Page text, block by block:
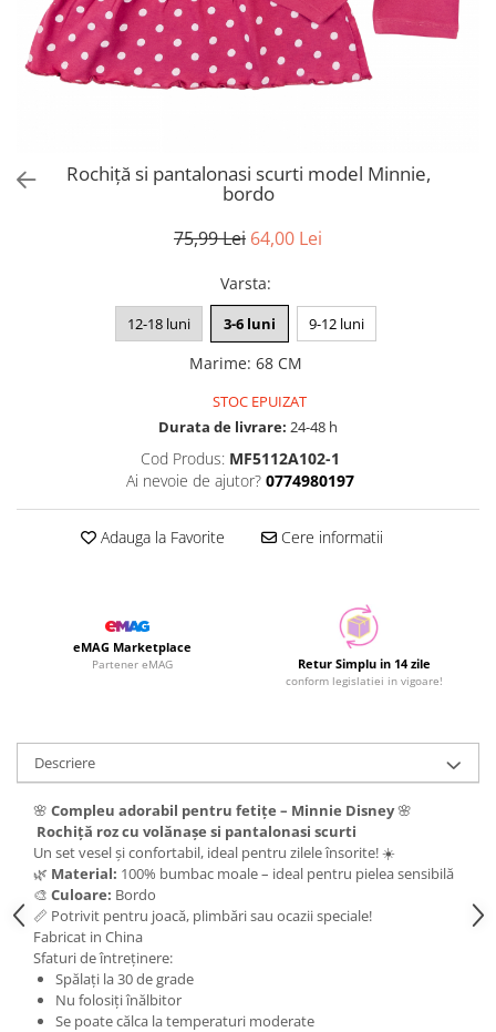
Rochiță si pantalonasi scurti model Minnie,
bordo
75,99 Lei 64,00 Lei
Varsta:
12-18 luni 3-6 luni 9-12 luni
Marime: 68 CM
STOC EPUIZAT
Durata de livrare: 24-48 h
Cod Produs: MF5112A102-1
Ai nevoie de ajutor? 0774980197
Adauga la Favorite Cere informatii
eMAG Marketplace
Partener eMAG Retur Simplu in 14 zile
conform legislatiei in vigoare!
Descriere
🌸 Compleu adorabil pentru fetițe – Minnie Disney🌸
Rochiță roz cu volănașe si pantalonasi scurti
Un set vesel și confortabil, ideal pentru zilele însorite! ☀️
🌿 Material: 100% bumbac moale – ideal pentru pielea sensibilă
🎨 Culoare: Bordo
📏 Potrivit pentru joacă, plimbări sau ocazii speciale!
Fabricat in China
Sfaturi de întreținere:
Spălați la 30 de grade
Nu folosiți înălbitor
Se poate călca la temperaturi moderate